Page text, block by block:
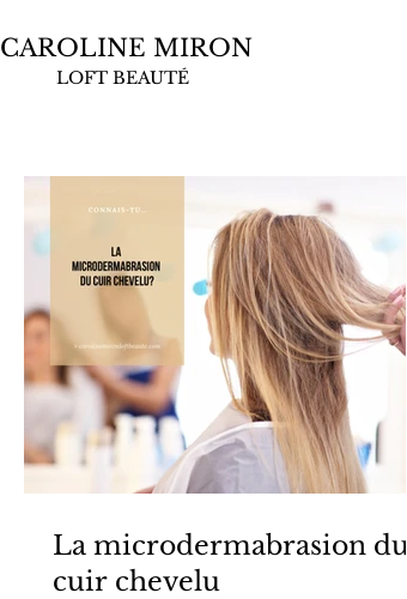
CAROLINE MIRON
LOFT BEAUTÉ
La microdermabrasion du
cuir chevelu